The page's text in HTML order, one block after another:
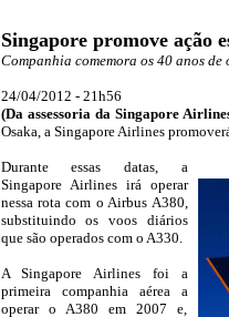
Singapore promove ação
Companhia comemora os 40 anos
24/04/2012 - 21h56
(Da assessoria da Singapore
Osaka, a Singapore Airlines
_
Durante essas datas, a
Singapore Airlines irá operar
nessa rota com o Airbus A380,
substituindo os voos diários
que são operados com o A330.
A Singapore Airlines foi a
primeira companhia aérea a
operar o A380 em 2007 e,